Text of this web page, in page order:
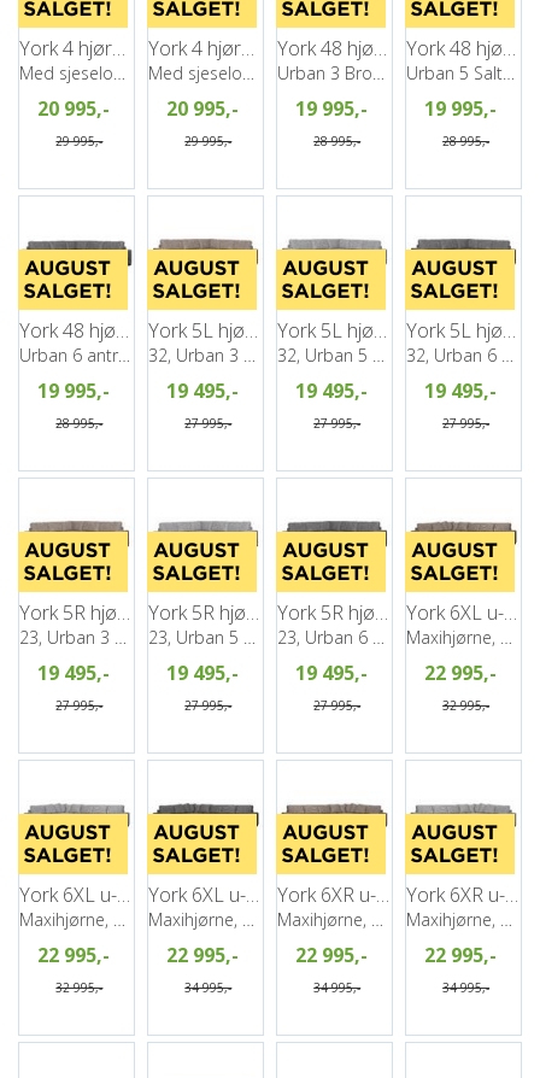
York 4 hjørnesofa, PG2
Med sjeselong, Venstre, Urban 5
20 995,-
29 995,-
York 4 hjørnesofa, PG2
Med sjeselong, Venstre, Urban 6
20 995,-
29 995,-
York 48 hjørnesofa, PG2
Urban 3 Brown
19 995,-
28 995,-
York 48 hjørnesofa, PG2
Urban 5 Salt&Pepper
19 995,-
28 995,-
York 48 hjørnesofa, PG2
19 995,-
28 995,-
York 5L hjørnesofa, PG2
19 495,-
27 995,-
York 5L hjørnesofa, PG2
19 495,-
27 995,-
York 5L hjørnesofa, PG2
19 495,-
27 995,-
York 5R hjørnesofa, PG2
19 495,-
27 995,-
York 5R hjørnesofa, PG2
19 495,-
27 995,-
York 5R hjørnesofa, PG2
19 495,-
27 995,-
York 6XL u-sofa, PG2
22 995,-
32 995,-
York 6XL u-sofa, PG2
22 995,-
32 995,-
York 6XL u-sofa, PG2
22 995,-
34 995,-
York 6XR u-sofa, PG2
22 995,-
34 995,-
York 6XR u-sofa, PG2
22 995,-
34 995,-